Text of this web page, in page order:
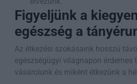
Figyeljünk a
egészség a
Az étkezési szokásaink hosszú
egészségügyi világnapon
vásárolunk és miként étkezünk a